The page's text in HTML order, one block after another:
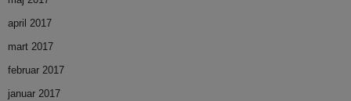
april 2017
mart 2017
februar 2017
januar 2017